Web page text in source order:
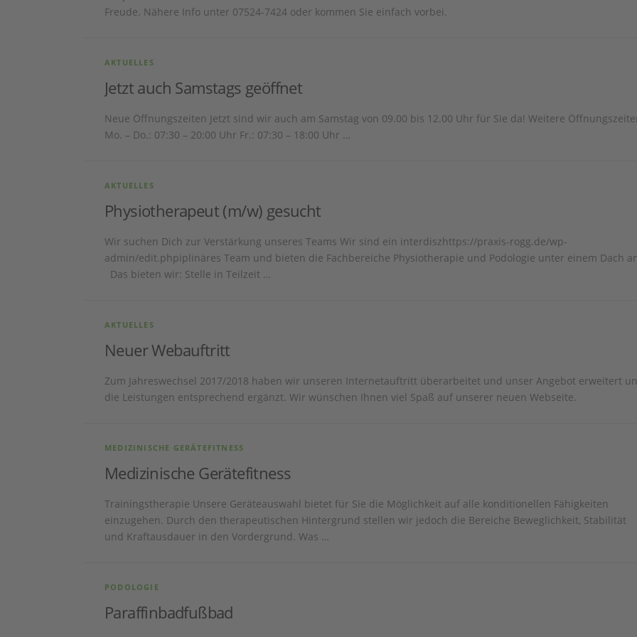
Freude. Nähere Info unter 07524-7424 oder kommen Sie einfach vorbei.
AKTUELLES
Jetzt auch Samstags geöffnet
Neue Öffnungszeiten Jetzt sind wir auch am Samstag von 09.00 bis 12.00 Uhr für Sie da! Weitere
Mo. – Do.: 07:30 – 20:00 Uhr Fr.: 07:30 – 18:00 Uhr …
AKTUELLES
Physiotherapeut (m/w) gesucht
Wir suchen Dich zur Verstärkung unseres Teams Wir sind ein interdiszhttps://praxis-rogg.de/wp-
admin/edit.phpiplinäres Team und bieten die Fachbereiche Physiotherapie und Podologie unter einem Dach
Das bieten wir: Stelle in Teilzeit …
AKTUELLES
Neuer Webauftritt
Zum Jahreswechsel 2017/2018 haben wir unseren Internetauftritt überarbeitet und unser Angebot erweitert
die Leistungen entsprechend ergänzt. Wir wünschen Ihnen viel Spaß auf unserer neuen Webseite.
MEDIZINISCHE GERÄTEFITNESS
Medizinische Gerätefitness
Trainingstherapie Unsere Geräteauswahl bietet für Sie die Möglichkeit auf alle konditionellen Fähigkeiten
einzugehen. Durch den therapeutischen Hintergrund stellen wir jedoch die Bereiche Beweglichkeit, Stabilität
und Kraftausdauer in den Vordergrund. Was …
PODOLOGIE
Paraffinbadfußbad